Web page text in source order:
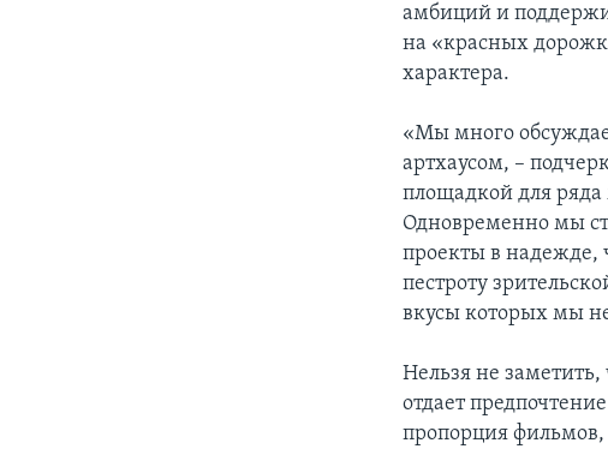
амбиций и
на «красных
характера.
«Мы много
артхаусом, –
площадкой для
Одновременно мы
проекты в надежде,
пестроту
вкусы которых мы
Нельзя не
отдает
пропорция